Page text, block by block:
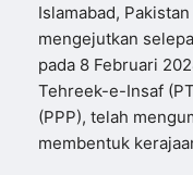
Islamabad,
mengejutkan
pada 8 Februari
Tehreek-e-Insaf
(PPP), telah
membentuk